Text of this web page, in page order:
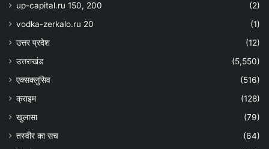
up-capital.ru 150, 200
(2)
vodka-zerkalo.ru 20
(1)
उत्तर प्रदेश
(12)
उत्तराखंड
(5,550)
एक्सक्लुसिव
(516)
क्राइम
(128)
खुलासा
(79)
तस्वीर का सच
(64)